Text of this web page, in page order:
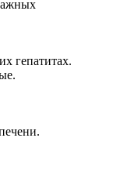
гепатитах.